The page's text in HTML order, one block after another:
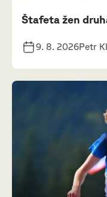
Štafeta žen
9. 8. 2026Petr